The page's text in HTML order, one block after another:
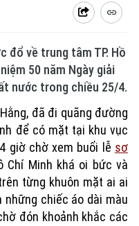
đổ về trung tâm TP. Hồ
50 năm Ngày giải
nước trong chiều 25/4.
đã đi quãng đường
để có mặt tại khu vục
giờ chờ xem buổi lễ sơ
Chí Minh khá oi bức và
từng khuôn mặt ai ai
những chiếc áo dài màu
đón khoảnh khắc các